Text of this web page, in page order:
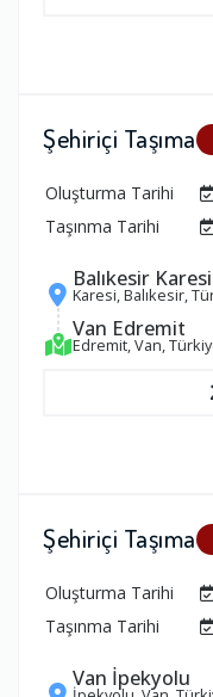
Şehiriçi Taşıma
Oluşturma Tarihi
Taşınma Tarihi
Balıkesir Karesi
Karesi, Balıkesir,
Van Edremit
Edremit, Van,
Şehiriçi Taşıma
Oluşturma Tarihi
Taşınma Tarihi
Van İpekyolu